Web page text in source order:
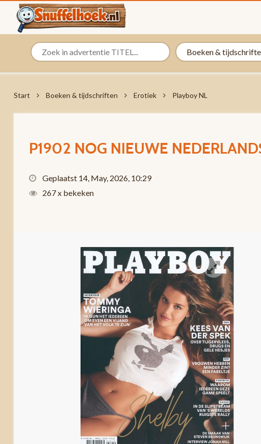
Start Boeken & tijdschriften Erotiek Playboy NL
P1902 NOG NIEUWE
Geplaatst 14, May, 2026, 10:29
267 x bekeken